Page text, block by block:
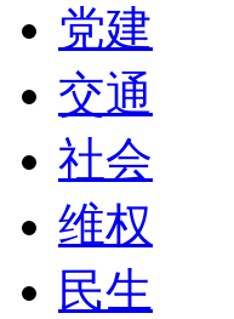
党建
交通
社会
维权
民生